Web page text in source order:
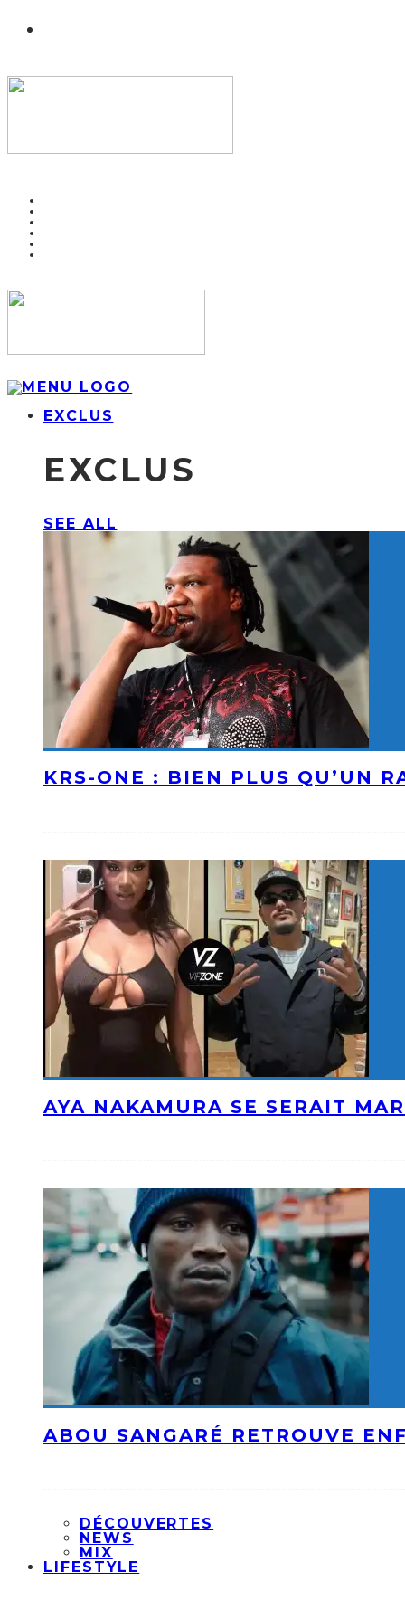
EXCLUS
EXCLUS
SEE ALL
KRS-ONE : BIEN PLUS QU’UN
AYA NAKAMURA SE SERAIT
ABOU SANGARÉ RETROUVE
DÉCOUVERTES
NEWS
MIX
LIFESTYLE